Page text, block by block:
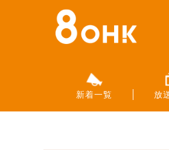
新着一覧 放